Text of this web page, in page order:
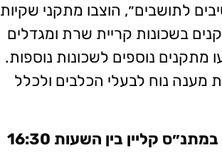
לתושבים״, הוצבו מתקני שקיות
בשכונות קריית שרת ומגדלים
מתקנים נוספים לשכונות נוספות.
מענה נוח לבעלי הכלבים ולכלל
ביום שלישי הקרוב, 16.6, ינתנו חיסונים לכלבים במתנ״ס קליין בין השעות 16:30